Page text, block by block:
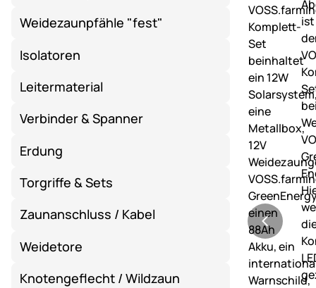
Weidezaunpfähle "fest"
Isolatoren
Leitermaterial
Verbinder & Spanner
Erdung
Torgriffe & Sets
Zaunanschluss / Kabel
Weidetore
Knotengeflecht / Wildzaun